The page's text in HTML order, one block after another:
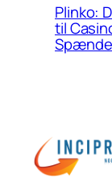
Plinko:
til